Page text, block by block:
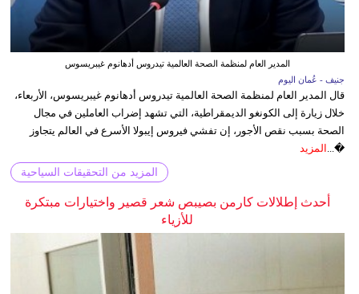
المدير العام لمنظمة الصحة العالمية تيدروس أدهانوم غيبريسوس
جنيف - عُمان اليوم
قال المدير العام لمنظمة الصحة العالمية تيدروس أدهانوم غيبريسوس، الأربعاء،
خلال زيارة إلى الكونغو الديمقراطية، التي تشهد إضراب العاملين في مجال
الصحة بسبب نقص الأجور، إن تفشي فيروس إيبولا الأسرع في العالم يتجاوز
�...
المزيد
المزيد من التحقيقات السياحية
أحدث إطلالات كارمن بصيبص شعر قصير واختيارات مبتكرة
للأزياء